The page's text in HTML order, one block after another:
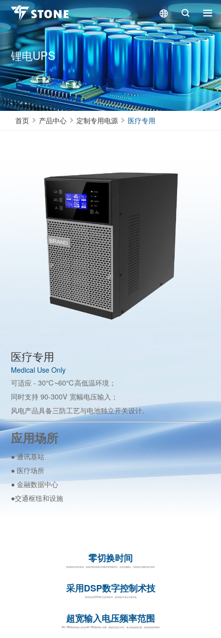
锂电UPS
首页 产品中心 定制专用电源 医疗专用
医疗专用
Medical Use Only
可适应 - 30℃~60℃高低温环境；
同时支持 90-300V 宽幅电压输入；
风电产品具备三防工艺与电池独立开关设计。
应用场所
● 通讯基站
● 医疗场所
● 金融数据中心
●交通枢纽和设施
零切换时间
双转换纯在线式架构，电池市电供电模式切换的零转换时间，支持定频输出，有效保证负载供电可靠性
采用DSP数字控制术技
采用先进的DSP数字化控制技术，提供稳定可靠正弦波供电
超宽输入电压频率范围
90V~300V极宽的输入电压及40~70Hz频率输入范围，兼容恶劣电力环境，减少电池放电次数，提高电池使用寿命